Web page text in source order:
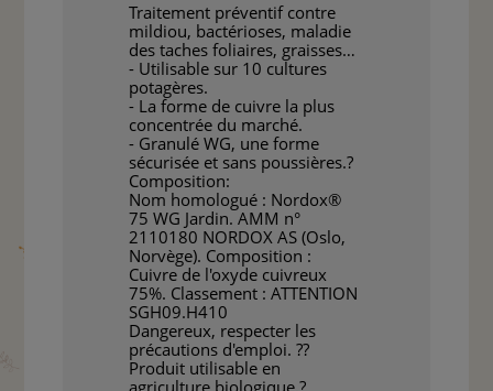
Traitement préventif contre
mildiou, bactérioses, maladie
des taches foliaires, graisses…
- Utilisable sur 10 cultures
potagères.
- La forme de cuivre la plus
concentrée du marché.
- Granulé WG, une forme
sécurisée et sans poussières.?
Composition:
Nom homologué : Nordox®
75 WG Jardin. AMM n°
2110180 NORDOX AS (Oslo,
Norvège). Composition :
Cuivre de l'oxyde cuivreux
75%. Classement : ATTENTION
SGH09.H410
Dangereux, respecter les
précautions d'emploi. ??
Produit utilisable en